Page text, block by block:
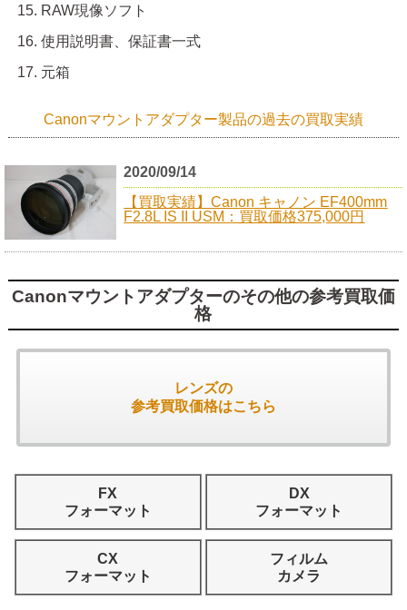
RAW現像ソフト
使用説明書、保証書一式
元箱
Canonマウントアダプター製品の過去の買取実績
2020/09/14
【買取実績】Canon キャノン EF400mm
F2.8L IS II USM：買取価格375,000円
Canonマウントアダプターのその他の参考買取価
格
レンズの
参考買取価格はこちら
FX
フォーマット
DX
フォーマット
CX
フォーマット
フィルム
カメラ